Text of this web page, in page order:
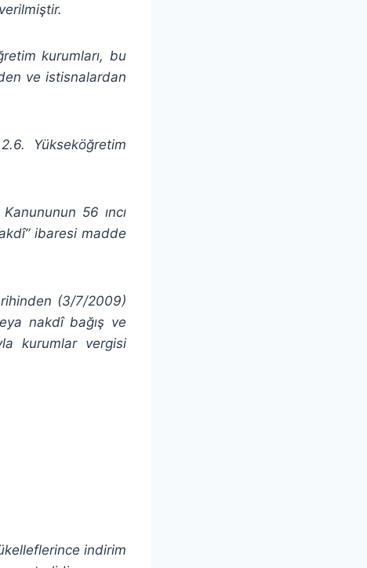
kurumları, bu
ve istisnalardan
Yükseköğretim
56 ıncı
ibaresi madde
(3/7/2009)
nakdî bağış ve
kurumlar vergisi
indirim